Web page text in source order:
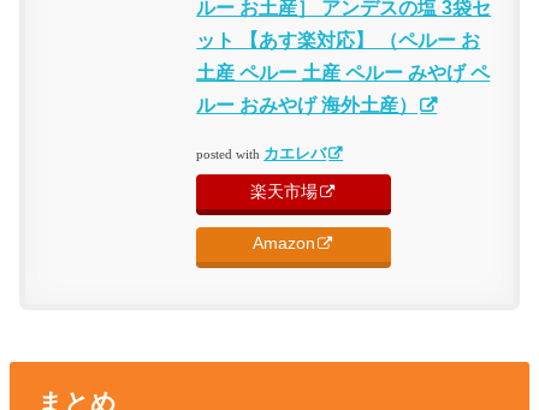
ルー お土産］ アンデスの塩 3袋セ
ット 【あす楽対応】 （ペルー お
土産 ペルー 土産 ペルー みやげ ペ
ルー おみやげ 海外土産）
posted with カエレバ
楽天市場
Amazon
まとめ